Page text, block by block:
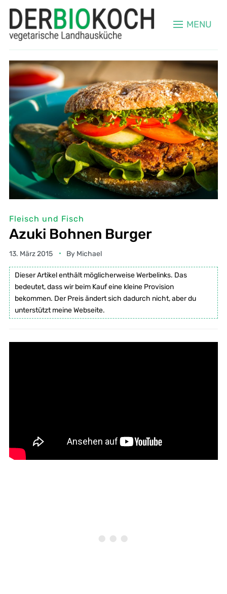
MENU
Fleisch und Fisch
Azuki Bohnen Burger
13. März 2015 By Michael
Dieser Artikel enthält möglicherweise Werbelinks. Das
bedeutet, dass wir beim Kauf eine kleine Provision
bekommen. Der Preis ändert sich dadurch nicht, aber du
unterstützt meine Webseite.